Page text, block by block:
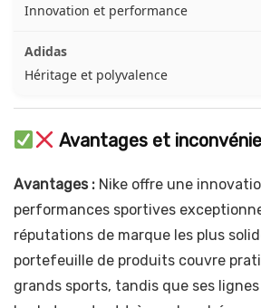
Innovation et performance
Héritage et polyvalence
Avantages et
Avantages : Nike offre une
performances sportives
réputations de marque les plus
portefeuille de produits couvre
grands sports, tandis que ses